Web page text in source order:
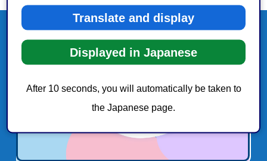
Translate and display
Displayed in Japanese
After 10 seconds, you will automatically be taken to
the Japanese page.